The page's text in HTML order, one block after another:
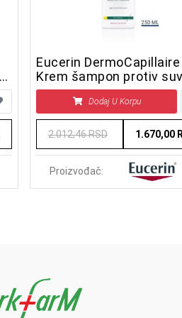
Eucerin DermoCapillaire
Krem šampon protiv
peruti
Dodaj U Korpu
2.012,46 RSD 1.670,00
Proizvođač: